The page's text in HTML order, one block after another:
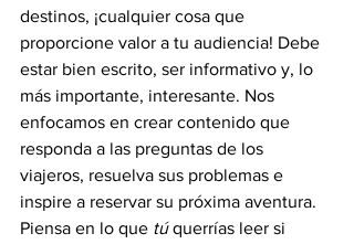
destinos, ¡cualquier cosa que
proporcione valor a tu audiencia! Debe
estar bien escrito, ser informativo y, lo
más importante, interesante. Nos
enfocamos en crear contenido que
responda a las preguntas de los
viajeros, resuelva sus problemas e
inspire a reservar su próxima aventura.
Piensa en lo que tú querrías leer si